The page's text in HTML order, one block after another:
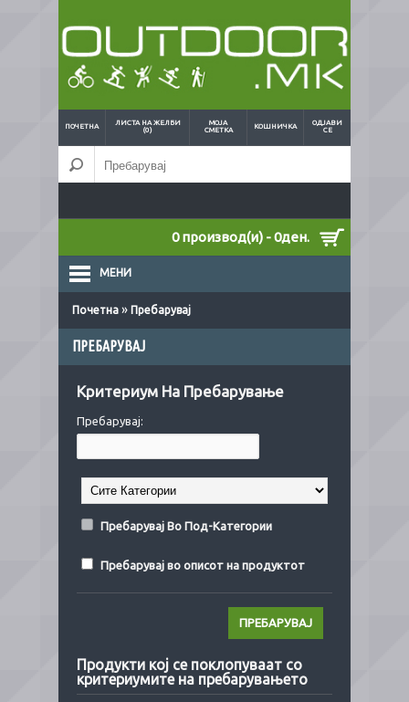
ПОЧЕТНА
ЛИСТА НА ЖЕЛБИ
(0)
МОЈА
СМЕТКА
КОШНИЧКА
ОДЈАВИ
СЕ
0 производ(и) - 0ден.
МЕНИ
Почетна » Пребарувај
ПРЕБАРУВАЈ
Критериум На Пребарување
Пребарувај:
Пребарувај Во Под-Категории
Пребарувај во описот на продуктот
Продукти кој се поклопуваат со
критериумите на пребарувањето